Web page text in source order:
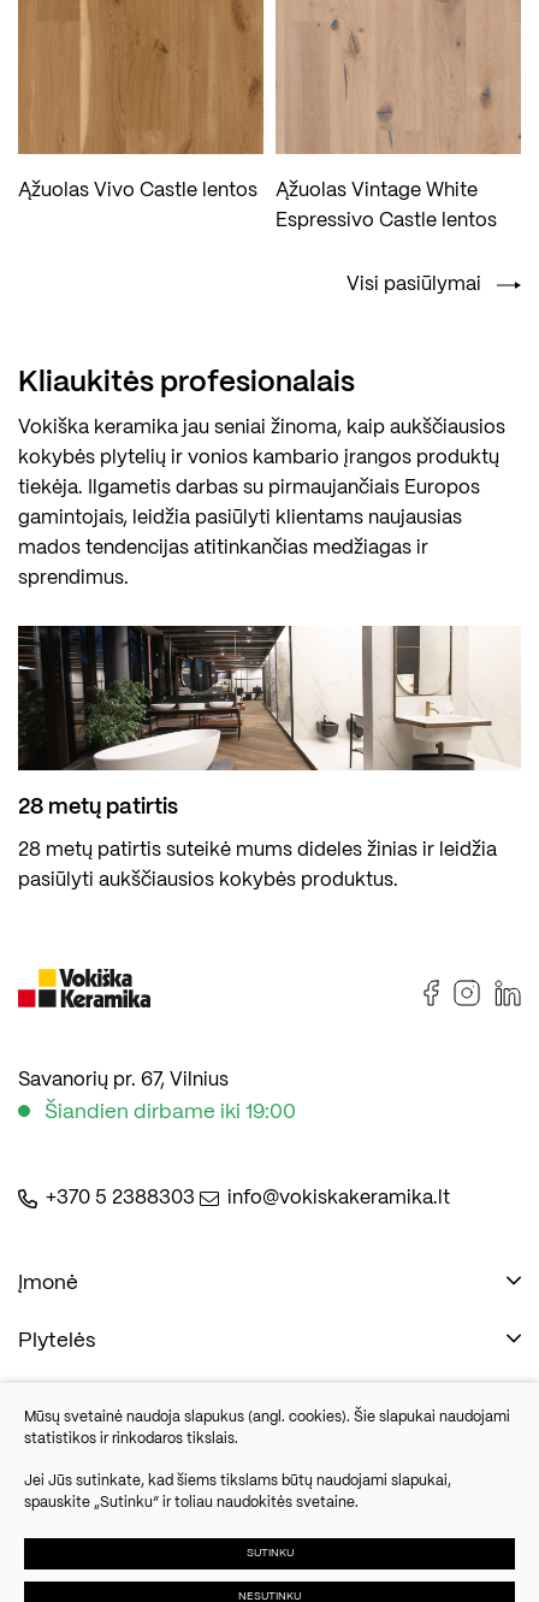
Ąžuolas Vivo Castle lentos
Ąžuolas Vintage White
Espressivo Castle lentos
Visi pasiūlymai
Kliaukitės profesionalais
Vokiška keramika jau seniai žinoma, kaip aukščiausios
kokybės plytelių ir vonios kambario įrangos produktų
tiekėja. Ilgametis darbas su pirmaujančiais Europos
gamintojais, leidžia pasiūlyti klientams naujausias
mados tendencijas atitinkančias medžiagas ir
sprendimus.
28 metų patirtis
28 metų patirtis suteikė mums dideles žinias ir leidžia
pasiūlyti aukščiausios kokybės produktus.
Savanorių pr. 67, Vilnius
Šiandien dirbame iki 19:00
+370 5 2388303 info@vokiskakeramika.lt
Įmonė
Plytelės
Naudinga
Kontaktai
Savanorių pr. 67, Vilnius
Šiandien dirbame iki 19:00
Mūsų svetainė naudoja slapukus (angl. cookies). Šie slapukai naudojami
statistikos ir rinkodaros tikslais.
Jei Jūs sutinkate, kad šiems tikslams būtų naudojami slapukai,
spauskite „Sutinku“ ir toliau naudokitės svetaine.
SUTINKU
NESUTINKU